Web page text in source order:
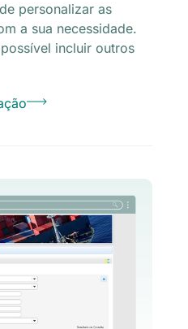
personalizar as
a sua necessidade.
incluir outros